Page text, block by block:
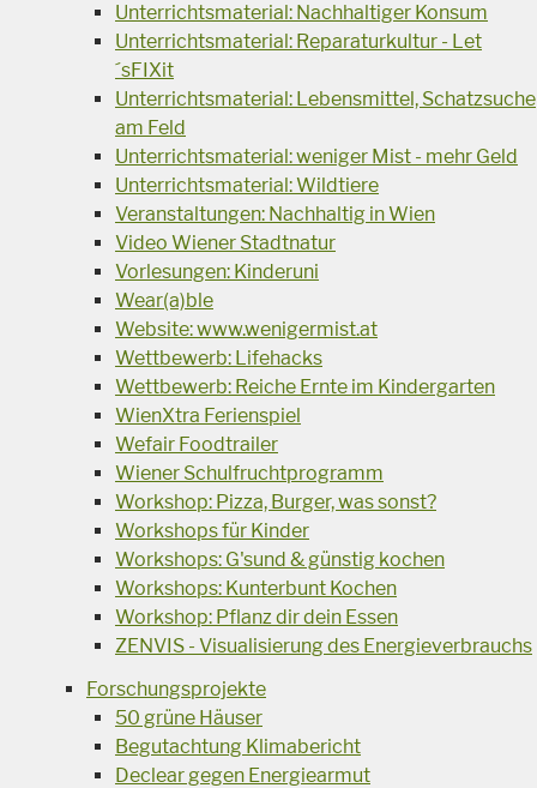
Unterrichtsmaterial: Nachhaltiger Konsum
Unterrichtsmaterial: Reparaturkultur - Let
´sFIXit
Unterrichtsmaterial: Lebensmittel, Schatzsuche
am Feld
Unterrichtsmaterial: weniger Mist - mehr Geld
Unterrichtsmaterial: Wildtiere
Veranstaltungen: Nachhaltig in Wien
Video Wiener Stadtnatur
Vorlesungen: Kinderuni
Wear(a)ble
Website: www.wenigermist.at
Wettbewerb: Lifehacks
Wettbewerb: Reiche Ernte im Kindergarten
WienXtra Ferienspiel
Wefair Foodtrailer
Wiener Schulfruchtprogramm
Workshop: Pizza, Burger, was sonst?
Workshops für Kinder
Workshops: G'sund & günstig kochen
Workshops: Kunterbunt Kochen
Workshop: Pflanz dir dein Essen
ZENVIS - Visualisierung des Energieverbrauchs
Forschungsprojekte
50 grüne Häuser
Begutachtung Klimabericht
Declear gegen Energiearmut